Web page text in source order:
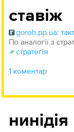
ставіж
goroh.pp.ua:
По аналогії з
стратегія
1 коментар
нинідія